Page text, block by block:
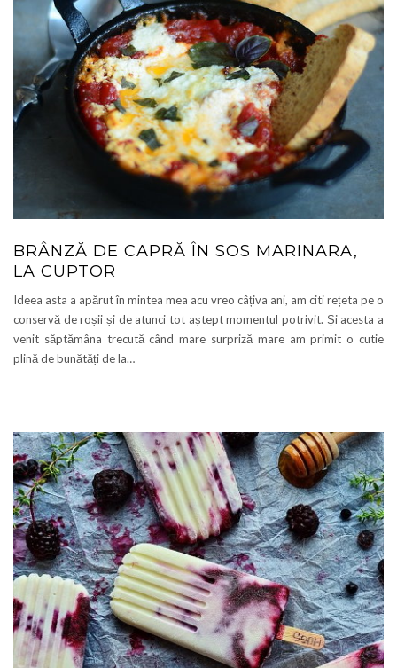
BRÂNZĂ DE CAPRĂ ÎN SOS MARINARA,
LA CUPTOR
Ideea asta a apărut în mintea mea acu vreo câțiva ani, am citi rețeta pe o
conservă de roșii și de atunci tot aștept momentul potrivit. Și acesta a
venit săptămâna trecută când mare surpriză mare am primit o cutie
plină de bunătăți de la…